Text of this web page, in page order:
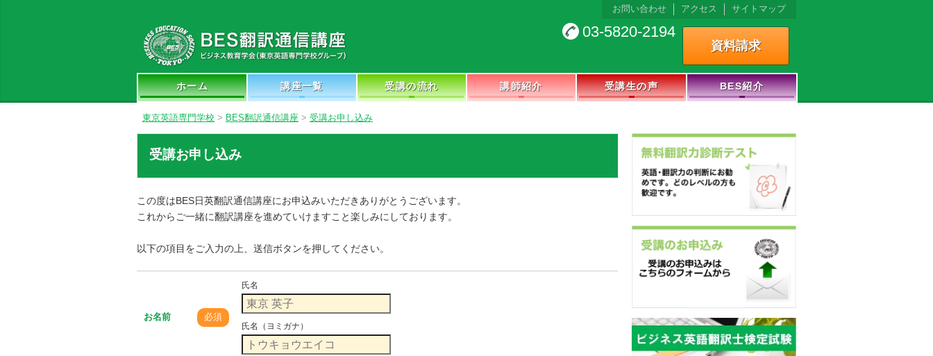
お問い合わせ アクセス サイトマップ
03-5820-2194
資料請求
ホーム 講座一覧 受講の流れ 講師紹介 受講生の声 BES紹介
東京英語専門学校 > BES翻訳通信講座 > 受講お申し込み
受講お申し込み
この度はBES日英翻訳通信講座にお申込みいただきありがとうございます。
これからご一緒に翻訳講座を進めていけますこと楽しみにしております。
以下の項目をご入力の上、送信ボタンを押してください。
お名前 必須
氏名
氏名（ヨミガナ）